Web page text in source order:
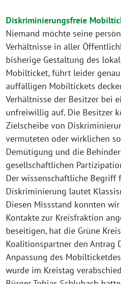
Diskriminierungsfreie
Niemand möchte seine
Verhältnisse in aller
bisherige Gestaltung des
Mobilticket, führt leider
auffälligen Mobiltickets
Verhältnisse der Besitzer bei
unfreiwillig auf. Die Besitzer
Zielscheibe von
vermuteten oder wirklichen
Demütigung und die
gesellschaftlichen
Der wissenschaftliche Begriff
Diskriminierung lautet
Diesen Missstand konnten
Kontakte zur Kreisfraktion
beseitigen, hat die Grüne
Koalitionspartner den Antrag
Anpassung des
wurde im Kreistag